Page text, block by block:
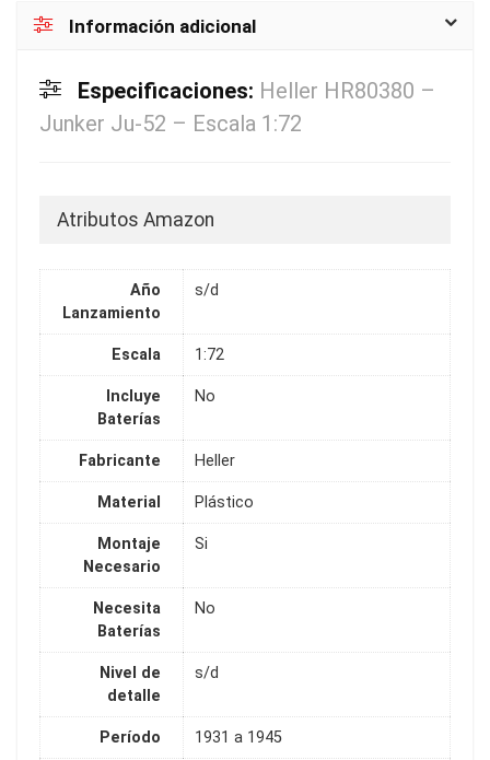
Información adicional
Especificaciones: Heller HR80380 –
Junker Ju-52 – Escala 1:72
Atributos Amazon
Año
Lanzamiento
s/d
Escala 1:72
Incluye
Baterías
No
Fabricante Heller
Material Plástico
Montaje
Necesario
Si
Necesita
Baterías
No
Nivel de
detalle
s/d
Período 1931 a 1945